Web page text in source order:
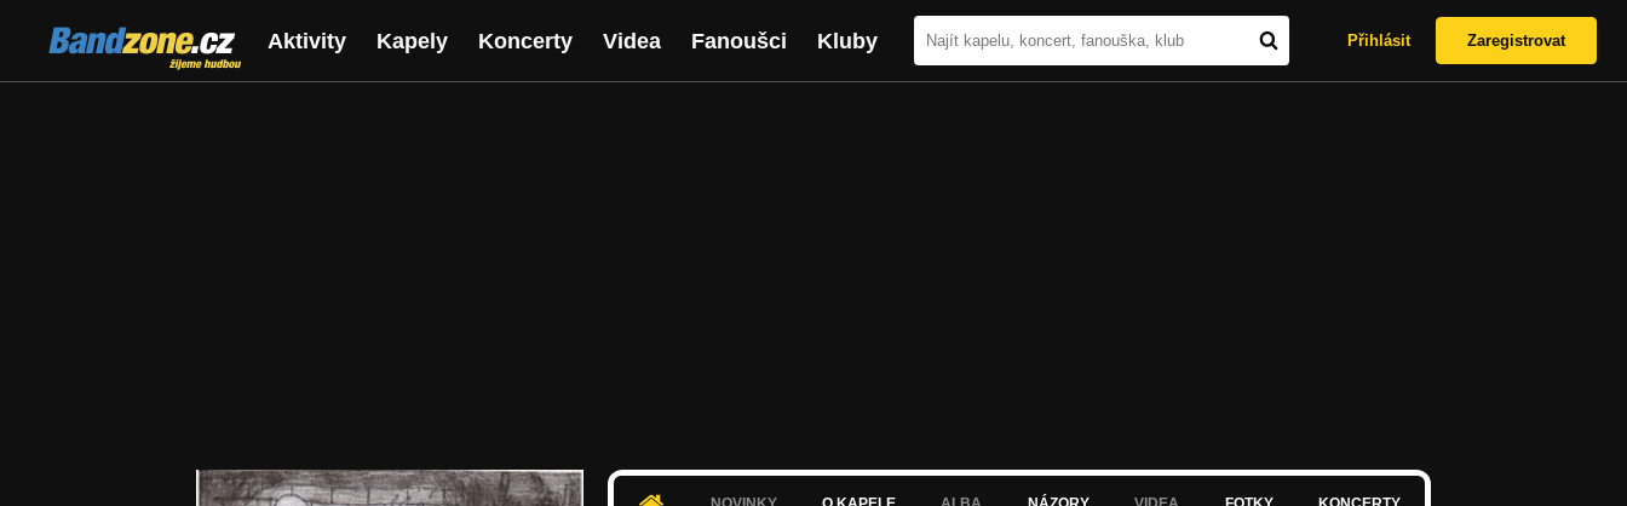
Bandzone.cz
žijeme hudbou
Aktivity Kapely Koncerty Videa Fanoušci Kluby Přihlásit Zaregistrovat